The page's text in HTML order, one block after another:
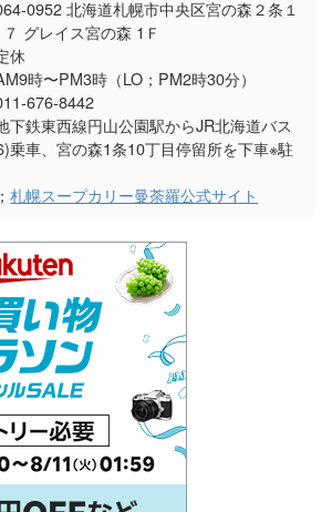
0952 北海道札幌市中央区宮の森２条１
グレイス宮の森 1Ｆ
休
時〜PM3時（LO；PM2時30分）
676-8442
下鉄東西線円山公園駅からJR北海道バス
乗車、宮の森1条10丁目停留所を下車※駐
札幌スープカリー曼荼羅公式サイト